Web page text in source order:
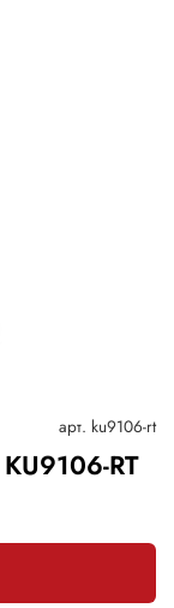
арт. ku9106-rt
RT